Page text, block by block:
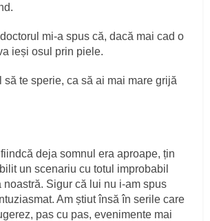
mi-a spus că, dacă mai cad o
ieși osul prin piele.
te sperie, ca să ai mai mare grijă
deja somnul era aproape, țin
un scenariu cu totul improbabil
noastră. Sigur că lui nu i-am spus
Am știut însă în serile care
pas cu pas, evenimente mai